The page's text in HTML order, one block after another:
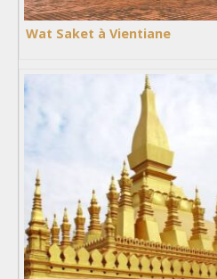
Wat Saket à Vientiane